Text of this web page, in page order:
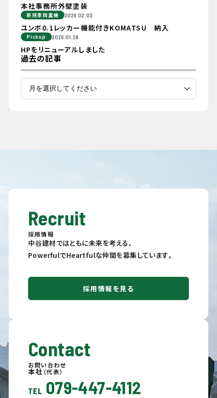
本社事務所外壁塗装
新規車両重機 2026.02.03
ユンボ0.1レッカー機能付きKOMATSU 納入
Pickup 2026.01.28
HPをリニューアルしました
過去の記事
Recruit
採用情報
中谷建材ではともに未来を考える、
PowerfulでHeartfulな仲間を募集しています。
採用情報を見る
Contact
お問い合わせ
本社 （代表）
TEL 079-447-4112